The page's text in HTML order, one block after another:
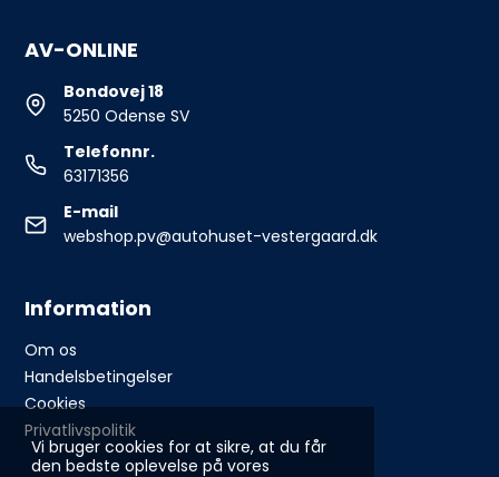
Vi bruger cookies for at sikre, at du får
den bedste oplevelse på vores
AV-ONLINE
Bondovej 18
5250 Odense SV
Telefonnr.
63171356
E-mail
webshop.pv@autohuset-vestergaard.dk
Information
Om os
Handelsbetingelser
Cookies
Privatlivspolitik